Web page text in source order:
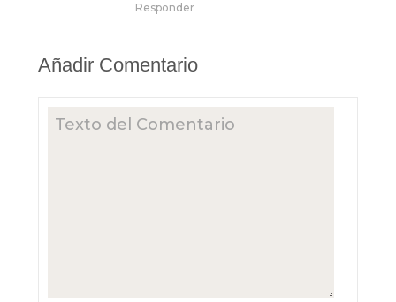
Responder
Añadir Comentario